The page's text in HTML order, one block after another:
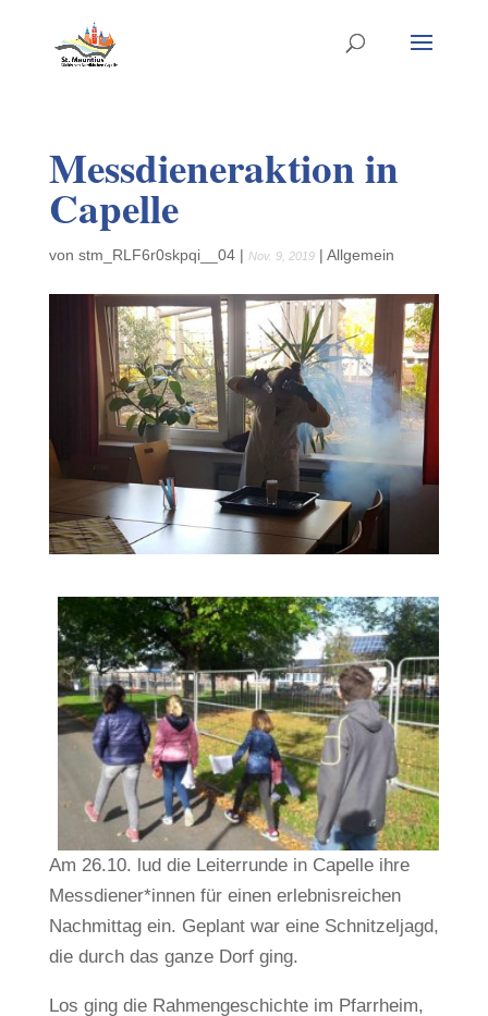
Messdieneraktion in
Capelle
von stm_RLF6r0skpqi__04| Nov. 9, 2019| Allgemein
Am 26.10. lud die Leiterrunde in Capelle ihre
Messdiener*innen für einen erlebnisreichen
Nachmittag ein. Geplant war eine Schnitzeljagd,
die durch das ganze Dorf ging.
Los ging die Rahmengeschichte im Pfarrheim,